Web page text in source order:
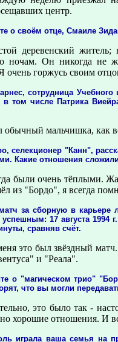
центр.
о своём отце, Смаиле
деревенский житель;
ночам. Он никогда не
очень горжусь своим
сотрудница
в том числе Патрика
обычный мальчишка, как
селекционер "Канн",
Какие отношения
были очень тёплыми.
из "Бордо", я всегда
за сборную в карьере
успешным: 17 августа
сравняв счёт.
это был звёздный
и "Реала".
о "магическом трио"
что вы могли
это было так -
хорошие отношения. И
играла ваша семья на